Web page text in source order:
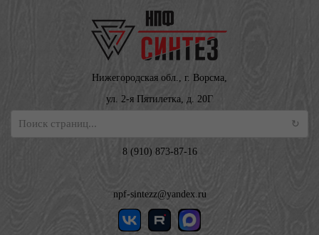
Нижегородская обл., г. Ворсма,
ул. 2-я Пятилетка, д. 20Г
8 (910) 873-87-16
npf-sintezz@yandex.ru